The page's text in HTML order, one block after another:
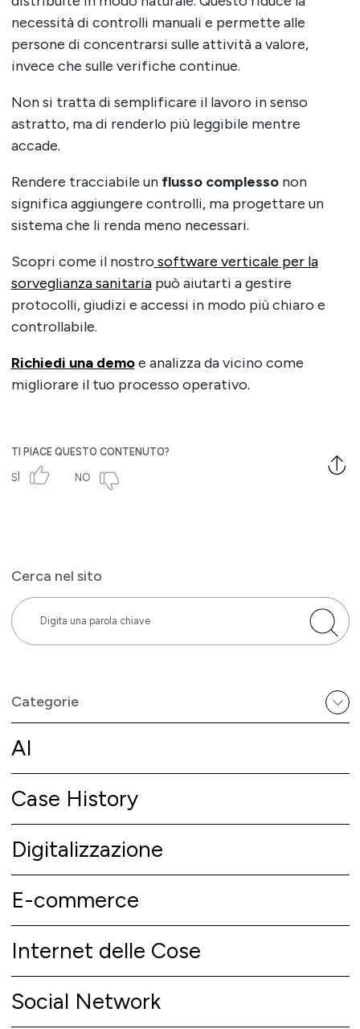
Cerca nel sito
Categorie
AI
Case History
Digitalizzazione
E-commerce
Internet delle Cose
Social Network
necessità di controlli manuali e permette alle
persone di concentrarsi sulle attività a valore,
invece che sulle verifiche continue.
Non si tratta di semplificare il lavoro in senso
astratto, ma di renderlo più leggibile mentre
accade.
Rendere tracciabile un flusso complesso non
significa aggiungere controlli, ma progettare un
sistema che li renda meno necessari.
Scopri come il nostro software verticale per la
sorveglianza sanitariapuò aiutarti a gestire
protocolli, giudizi e accessi in modo più chiaro e
controllabile.
Richiedi una demoe analizza da vicino come
migliorare il tuo processo operativo.
TI PIACE QUESTO CONTENUTO?
SÌ NO